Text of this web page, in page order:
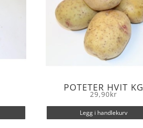
POTETER HVIT KG
29,90kr
Legg i handlekurv